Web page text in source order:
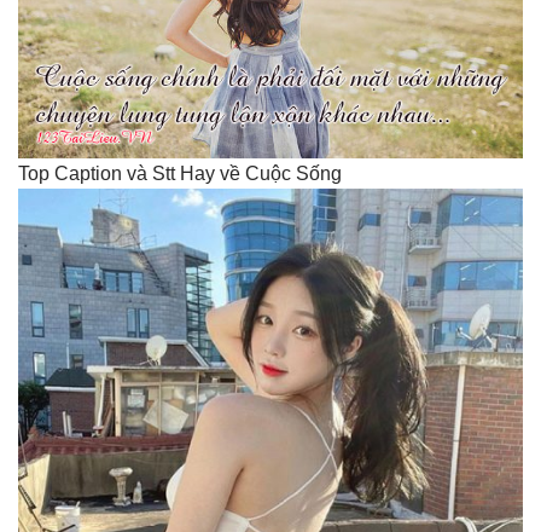
Top Caption và Stt Hay về Cuộc Sống